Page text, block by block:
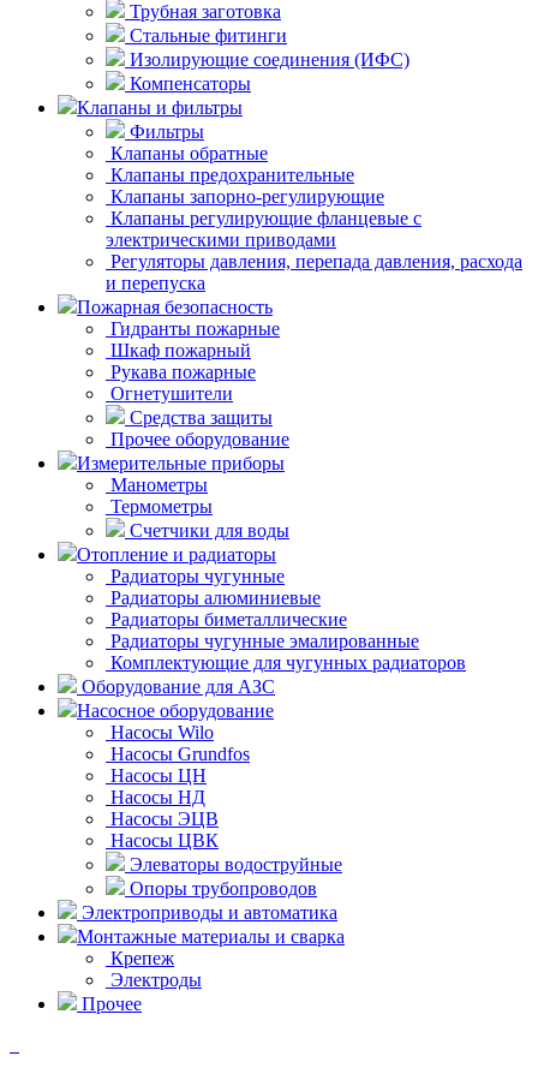
Трубная заготовка
Стальные фитинги
Изолирующие соединения (ИФС)
Компенсаторы
Клапаны и фильтры
Фильтры
Клапаны обратные
Клапаны предохранительные
Клапаны запорно-регулирующие
Клапаны регулирующие фланцевые с
электрическими приводами
Регуляторы давления, перепада давления, расхода
и перепуска
Пожарная безопасность
Гидранты пожарные
Шкаф пожарный
Рукава пожарные
Огнетушители
Средства защиты
Прочее оборудование
Измерительные приборы
Манометры
Термометры
Счетчики для воды
Отопление и радиаторы
Радиаторы чугунные
Радиаторы алюминиевые
Радиаторы биметаллические
Радиаторы чугунные эмалированные
Комплектующие для чугунных радиаторов
Оборудование для АЗС
Насосное оборудование
Насосы Wilo
Насосы Grundfos
Насосы ЦН
Насосы НД
Насосы ЭЦВ
Насосы ЦВК
Элеваторы водоструйные
Опоры трубопроводов
Электроприводы и автоматика
Монтажные материалы и сварка
Крепеж
Электроды
Прочее